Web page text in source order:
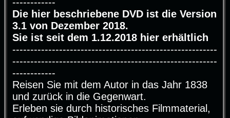
Die hier beschriebene DVD ist die Version
3.1 von Dezember 2018.
Sie ist seit dem 1.12.2018 hier erhältlich
---------------------------------------------------------
---------------------------------------------------------
------------
Reisen Sie mit dem Autor in das Jahr 1838
und zurück in die Gegenwart.
Erleben sie durch historisches Filmmaterial,